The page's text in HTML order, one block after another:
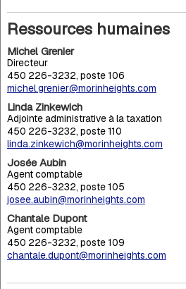
Ressources humaines
Michel Grenier
Directeur
450 226-3232, poste 106
michel.grenier@morinheights.com
Linda Zinkewich
Adjointe administrative à la taxation
450 226-3232, poste 110
linda.zinkewich@morinheights.com
Josée Aubin
Agent comptable
450 226-3232, poste 105
josee.aubin@morinheights.com
Chantale Dupont
Agent comptable
450 226-3232, poste 109
chantale.dupont@morinheights.com